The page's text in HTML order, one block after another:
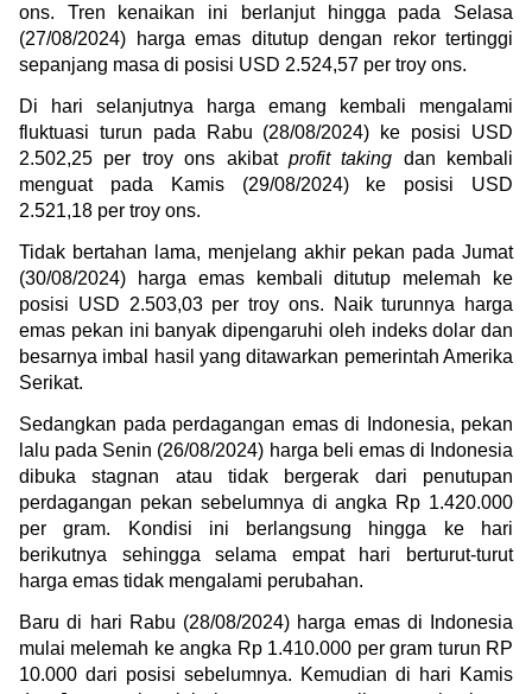
ons. Tren kenaikan ini berlanjut hingga pada Selasa
(27/08/2024) harga emas ditutup dengan rekor tertinggi
sepanjang masa di posisi USD 2.524,57 per troy ons.
Di hari selanjutnya harga emang kembali mengalami
fluktuasi turun pada Rabu (28/08/2024) ke posisi USD
2.502,25 per troy ons akibat profit taking dan kembali
menguat pada Kamis (29/08/2024) ke posisi USD
2.521,18 per troy ons.
Tidak bertahan lama, menjelang akhir pekan pada Jumat
(30/08/2024) harga emas kembali ditutup melemah ke
posisi USD 2.503,03 per troy ons. Naik turunnya harga
emas pekan ini banyak dipengaruhi oleh indeks dolar dan
besarnya imbal hasil yang ditawarkan pemerintah Amerika
Serikat.
Sedangkan pada perdagangan emas di Indonesia, pekan
lalu pada Senin (26/08/2024) harga beli emas di Indonesia
dibuka stagnan atau tidak bergerak dari penutupan
perdagangan pekan sebelumnya di angka Rp 1.420.000
per gram. Kondisi ini berlangsung hingga ke hari
berikutnya sehingga selama empat hari berturut-turut
harga emas tidak mengalami perubahan.
Baru di hari Rabu (28/08/2024) harga emas di Indonesia
mulai melemah ke angka Rp 1.410.000 per gram turun RP
10.000 dari posisi sebelumnya. Kemudian di hari Kamis